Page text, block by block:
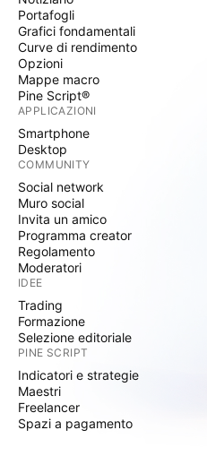
Portafogli
Grafici fondamentali
Curve di rendimento
Opzioni
Mappe macro
Pine Script®
APPLICAZIONI
Smartphone
Desktop
COMMUNITY
Social network
Muro social
Invita un amico
Programma creator
Regolamento
Moderatori
IDEE
Trading
Formazione
Selezione editoriale
PINE SCRIPT
Indicatori e strategie
Maestri
Freelancer
Spazi a pagamento